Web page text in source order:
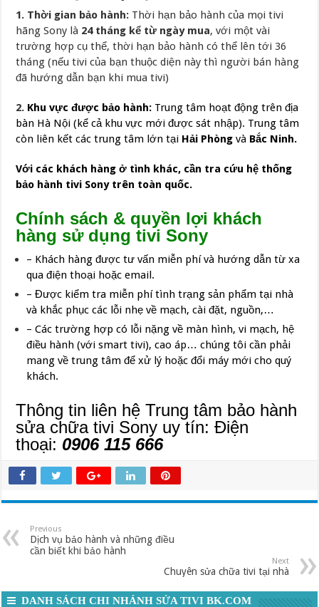
1. Thời gian bảo hành: Thời hạn bảo hành của mọi tivi
hãng Sony là 24 tháng kể từ ngày mua, với một vài
trường hợp cụ thể, thời hạn bảo hành có thể lên tới 36
tháng (nếu tivi của bạn thuộc diện này thì người bán hàng
đã hướng dẫn bạn khi mua tivi)
2. Khu vực được bảo hành: Trung tâm hoạt động trên địa
bàn Hà Nội (kể cả khu vực mới được sát nhập). Trung tâm
còn liên kết các trung tâm lớn tại Hải Phòng và Bắc Ninh.
Với các khách hàng ở tình khác, cần tra cứu hệ thống
bảo hành tivi Sony trên toàn quốc.
Chính sách & quyền lợi khách
hàng sử dụng tivi Sony
– Khách hàng được tư vấn miễn phí và hướng dẫn từ xa
qua điện thoại hoặc email.
– Được kiểm tra miễn phí tình trạng sản phẩm tại nhà
và khắc phục các lỗi nhẹ về mạch, cài đặt, nguồn,…
– Các trường hợp có lỗi nặng về màn hình, vi mạch, hệ
điều hành (với smart tivi), cao áp… chúng tôi cần phải
mang về trung tâm để xử lý hoặc đổi máy mới cho quý
khách.
Thông tin liên hệ Trung tâm bảo hành
sửa chữa tivi Sony uy tín:Điện
thoại: 0906 115 666
Previous
Dịch vụ bảo hành và những điều
cần biết khi bảo hành
Next
Chuyên sửa chữa tivi tại nhà
DANH SÁCH CHI NHÁNH SỬA TIVI BK.COM